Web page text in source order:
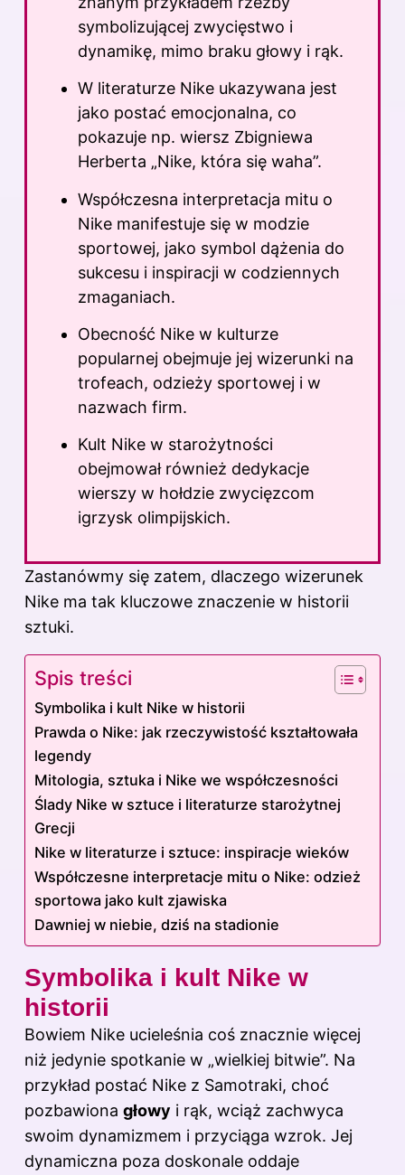
symbolizującej zwycięstwo i
dynamikę, mimo braku głowy i rąk.
W literaturze Nike ukazywana jest
jako postać emocjonalna, co
pokazuje np. wiersz Zbigniewa
Herberta „Nike, która się waha”.
Współczesna interpretacja mitu o
Nike manifestuje się w modzie
sportowej, jako symbol dążenia do
sukcesu i inspiracji w codziennych
zmaganiach.
Obecność Nike w kulturze
popularnej obejmuje jej wizerunki na
trofeach, odzieży sportowej i w
nazwach firm.
Kult Nike w starożytności
obejmował również dedykacje
wierszy w hołdzie zwycięzcom
igrzysk olimpijskich.
Zastanówmy się zatem, dlaczego wizerunek
Nike ma tak kluczowe znaczenie w historii
sztuki.
Spis treści
Symbolika i kult Nike w historii
Prawda o Nike: jak rzeczywistość kształtowała
legendy
Mitologia, sztuka i Nike we współczesności
Ślady Nike w sztuce i literaturze starożytnej
Grecji
Nike w literaturze i sztuce: inspiracje wieków
Współczesne interpretacje mitu o Nike: odzież
sportowa jako kult zjawiska
Dawniej w niebie, dziś na stadionie
Symbolika i kult Nike w
historii
Bowiem Nike ucieleśnia coś znacznie więcej
niż jedynie spotkanie w „wielkiej bitwie”. Na
przykład postać Nike z Samotraki, choć
pozbawiona głowy i rąk, wciąż zachwyca
swoim dynamizmem i przyciąga wzrok. Jej
dynamiczna poza doskonale oddaje